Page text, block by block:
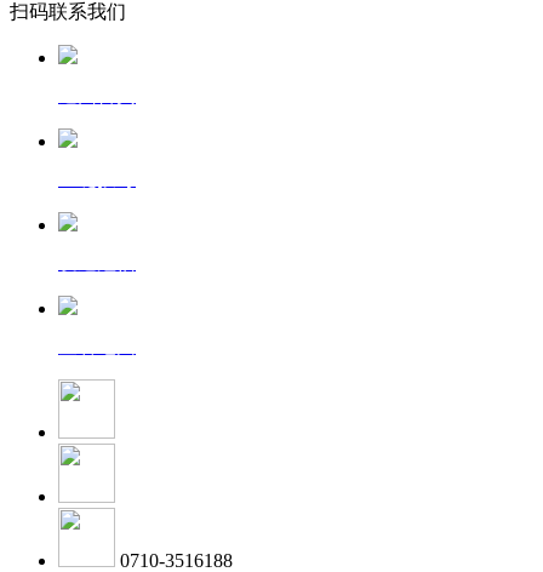
扫码联系我们
0710-3516188